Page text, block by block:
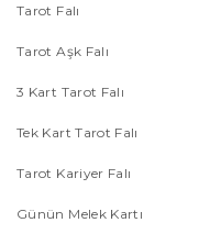
Tarot Falı
Tarot Aşk Falı
3 Kart Tarot Falı
Tek Kart Tarot Falı
Tarot Kariyer Falı
Günün Melek Kartı